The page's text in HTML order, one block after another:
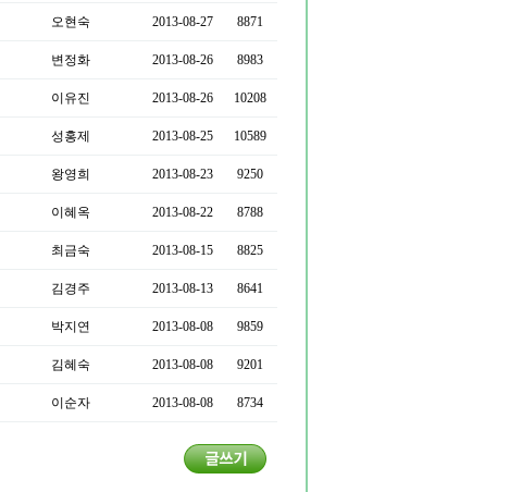
오현숙 2013-08-27 8871
변정화 2013-08-26 8983
이유진 2013-08-26 10208
성홍제 2013-08-25 10589
왕영희 2013-08-23 9250
이혜옥 2013-08-22 8788
최금숙 2013-08-15 8825
김경주 2013-08-13 8641
박지연 2013-08-08 9859
김혜숙 2013-08-08 9201
이순자 2013-08-08 8734